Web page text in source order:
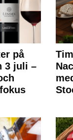
på
3 juli –